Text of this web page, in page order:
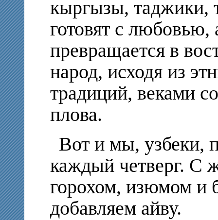
кыргызы, таджики,
готовят с любовью,
превращается в
народ, исходя из
традиций, веками
плова.
Вот и мы, узбеки,
каждый четверг. С
горохом, изюмом и
добавляем айву.